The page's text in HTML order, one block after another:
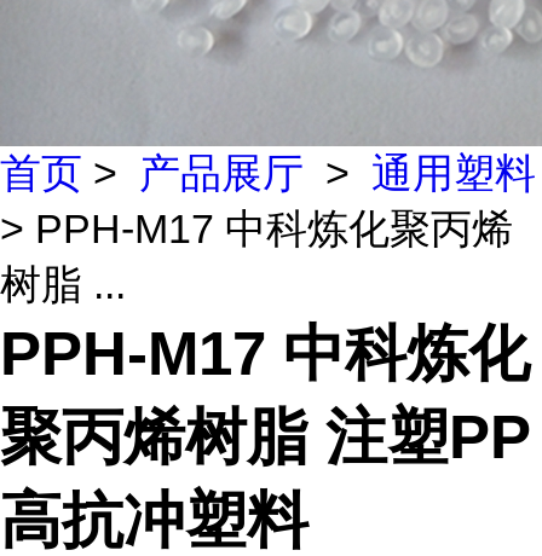
首页 > 产品展厅 > 通用塑料
> PPH-M17 中科炼化聚丙烯
树脂 ...
PPH-M17 中科炼化
聚丙烯树脂 注塑PP
高抗冲塑料